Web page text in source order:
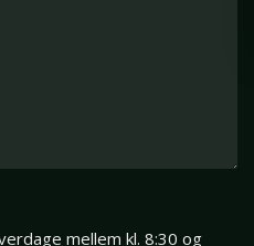
mellem kl. 8:30 og